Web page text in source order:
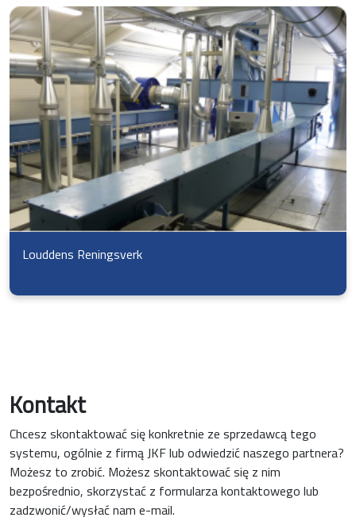
Louddens Reningsverk
Kontakt
Chcesz skontaktować się konkretnie ze sprzedawcą tego
systemu, ogólnie z firmą JKF lub odwiedzić naszego partnera?
Możesz to zrobić. Możesz skontaktować się z nim
bezpośrednio, skorzystać z formularza kontaktowego lub
zadzwonić/wysłać nam e-mail.